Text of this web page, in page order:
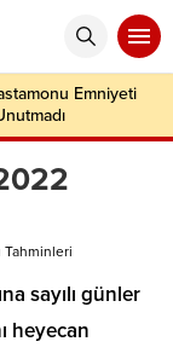
Emniyeti
Tahminleri
sayılı günler
heyecan